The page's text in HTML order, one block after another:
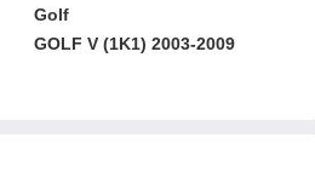
Golf
GOLF V (1K1) 2003-2009